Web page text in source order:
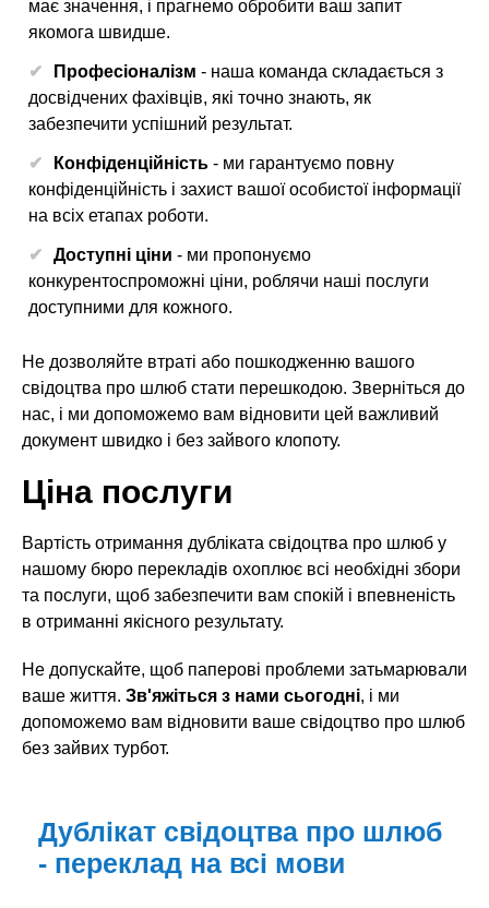
має значення, і прагнемо обробити ваш запит
якомога швидше.
Професіоналізм - наша команда складається з
досвідчених фахівців, які точно знають, як
забезпечити успішний результат.
Конфіденційність - ми гарантуємо повну
конфіденційність і захист вашої особистої інформації
на всіх етапах роботи.
Доступні ціни - ми пропонуємо
конкурентоспроможні ціни, роблячи наші послуги
доступними для кожного.
Не дозволяйте втраті або пошкодженню вашого
свідоцтва про шлюб стати перешкодою. Зверніться до
нас, і ми допоможемо вам відновити цей важливий
документ швидко і без зайвого клопоту.
Ціна послуги
Вартість отримання дубліката свідоцтва про шлюб у
нашому бюро перекладів охоплює всі необхідні збори
та послуги, щоб забезпечити вам спокій і впевненість
в отриманні якісного результату.
Не допускайте, щоб паперові проблеми затьмарювали
ваше життя. Зв'яжіться з нами сьогодні, і ми
допоможемо вам відновити ваше свідоцтво про шлюб
без зайвих турбот.
Дублікат свідоцтва про шлюб
- переклад на всі мови